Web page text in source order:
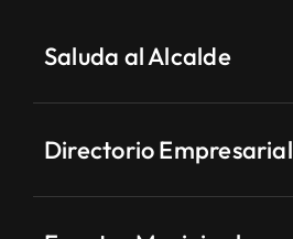
Saluda al Alcalde
Directorio Empresarial